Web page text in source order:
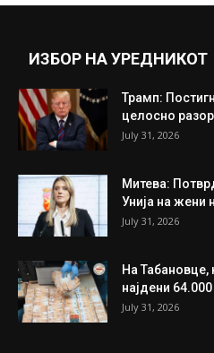
ИЗБОР НА УРЕДНИКОТ
Трамп:
целосно
July 31, 2026
Митева:
Унија на жени
July 31, 2026
На Табановце,
најдени
July 31, 2026